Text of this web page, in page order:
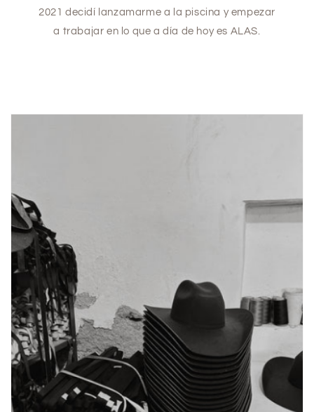
2021 decidí lanzamarme a la piscina y empezar
a trabajar en lo que a día de hoy es ALAS.